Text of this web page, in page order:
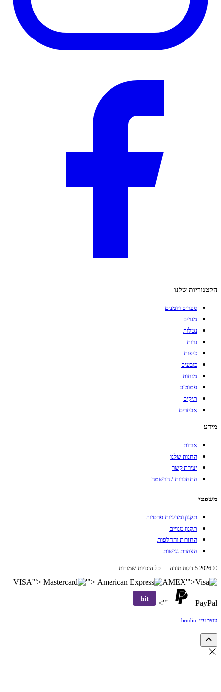
הקטגוריות שלנו
ספרים ויומנים
מנויים
נטלות
נרות
כיפות
כובעים
מזוזות
פמוטים
תיקים
אביזרים
מידע
אודות
החנות שלנו
יצירת קשר
התחברות / הרשמה
משפטי
תקנון ומדיניות פרטיות
תקנון מנויים
החזרות והחלפות
הצהרת נגישות
© 2026 5 דקות תודה — כל הזכויות שמורות
VISA'"> '"> AMEX'">
PayPal
'">
bit
עוצב ע״י brndini